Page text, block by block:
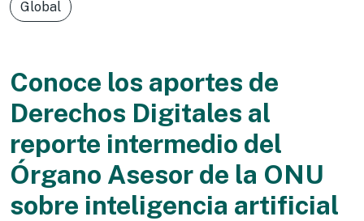
Global
Conoce los aportes de
Derechos Digitales al
reporte intermedio del
Órgano Asesor de la ONU
sobre inteligencia artificial